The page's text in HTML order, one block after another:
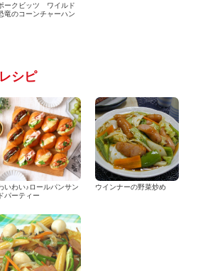
ークビッツ ワイルド
竜のコーンチャーハン
シピ
いわい♪ロールパンサン
ドパーティー
ウインナーの野菜炒め